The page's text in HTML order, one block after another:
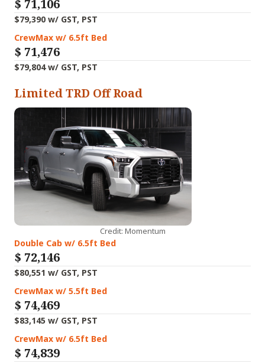
$ 71,106
$79,390 w/ GST, PST
CrewMax w/ 6.5ft Bed
$ 71,476
$79,804 w/ GST, PST
Limited TRD Off Road
Credit: Momentum
Double Cab w/ 6.5ft Bed
$ 72,146
$80,551 w/ GST, PST
CrewMax w/ 5.5ft Bed
$ 74,469
$83,145 w/ GST, PST
CrewMax w/ 6.5ft Bed
$ 74,839